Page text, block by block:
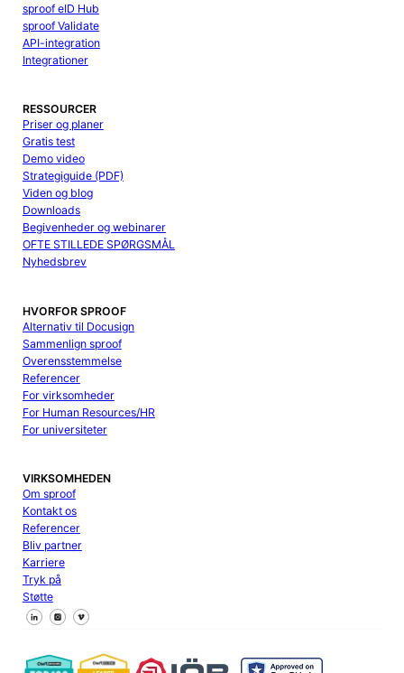
sproof eID Hub
sproof Validate
API-integration
Integrationer
RESSOURCER
Priser og planer
Gratis test
Demo video
Strategiguide (PDF)
Viden og blog
Downloads
Begivenheder og webinarer
OFTE STILLEDE SPØRGSMÅL
Nyhedsbrev
HVORFOR SPROOF
Alternativ til Docusign
Sammenlign sproof
Overensstemmelse
Referencer
For virksomheder
For Human Resources/HR
For universiteter
VIRKSOMHEDEN
Om sproof
Kontakt os
Referencer
Bliv partner
Karriere
Tryk på
Støtte
Følg os på Facebook
Følg os på X
Følg os på LinkedIn